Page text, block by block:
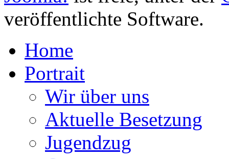
veröffentlichte Software.
Home
Portrait
Wir über uns
Aktuelle Besetzung
Jugendzug